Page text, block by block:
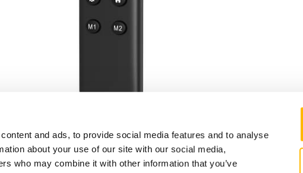
and ads, to provide social media features and to analyse
about your use of our site with our social media,
who may combine it with other information that you’ve